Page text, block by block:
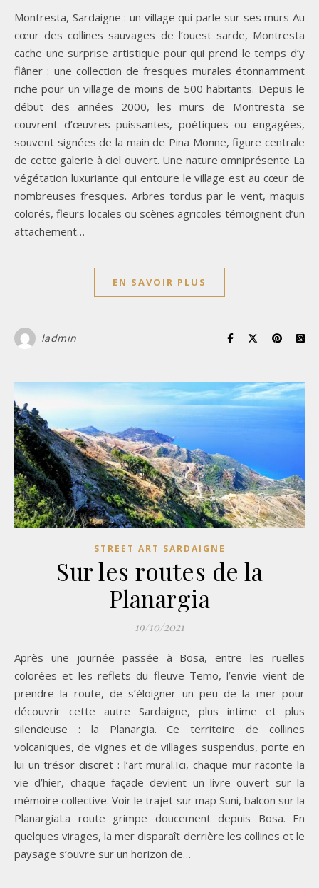
Montresta, Sardaigne : un village qui parle sur ses murs Au
cœur des collines sauvages de l’ouest sarde, Montresta
cache une surprise artistique pour qui prend le temps d’y
flâner : une collection de fresques murales étonnamment
riche pour un village de moins de 500 habitants. Depuis le
début des années 2000, les murs de Montresta se
couvrent d’œuvres puissantes, poétiques ou engagées,
souvent signées de la main de Pina Monne, figure centrale
de cette galerie à ciel ouvert. Une nature omniprésente La
végétation luxuriante qui entoure le village est au cœur de
nombreuses fresques. Arbres tordus par le vent, maquis
colorés, fleurs locales ou scènes agricoles témoignent d’un
attachement…
EN SAVOIR PLUS
ladmin
STREET ART SARDAIGNE
Sur les routes de la
Planargia
19/10/2021
Après une journée passée à Bosa, entre les ruelles
colorées et les reflets du fleuve Temo, l’envie vient de
prendre la route, de s’éloigner un peu de la mer pour
découvrir cette autre Sardaigne, plus intime et plus
silencieuse : la Planargia. Ce territoire de collines
volcaniques, de vignes et de villages suspendus, porte en
lui un trésor discret : l’art mural.Ici, chaque mur raconte la
vie d’hier, chaque façade devient un livre ouvert sur la
mémoire collective. Voir le trajet sur map Suni, balcon sur la
PlanargiaLa route grimpe doucement depuis Bosa. En
quelques virages, la mer disparaît derrière les collines et le
paysage s’ouvre sur un horizon de…